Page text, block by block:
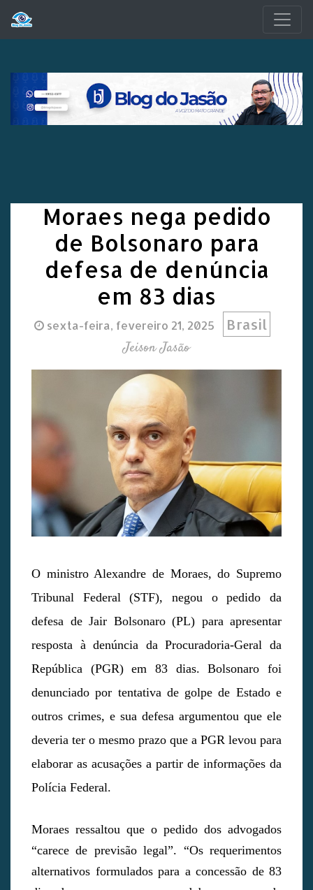
Moraes nega pedido
de Bolsonaro para
defesa de denúncia
em 83 dias
sexta-feira, fevereiro 21, 2025 Brasil
Jeison Jasão
O ministro Alexandre de Moraes, do Supremo
Tribunal Federal (STF), negou o pedido da
defesa de Jair Bolsonaro (PL) para apresentar
resposta à denúncia da Procuradoria-Geral da
República (PGR) em 83 dias. Bolsonaro foi
denunciado por tentativa de golpe de Estado e
outros crimes, e sua defesa argumentou que ele
deveria ter o mesmo prazo que a PGR levou para
elaborar as acusações a partir de informações da
Polícia Federal.
Moraes ressaltou que o pedido dos advogados
“carece de previsão legal”. “Os requerimentos
alternativos formulados para a concessão de 83